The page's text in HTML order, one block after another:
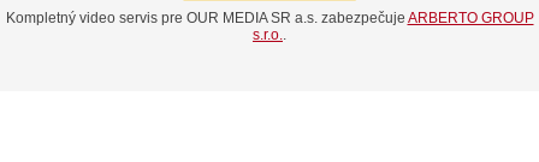
Kompletný video servis pre OUR MEDIA SR a.s. zabezpečuje ARBERTO GROUP
s.r.o.